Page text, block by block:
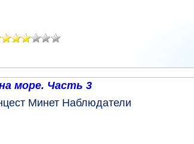
море. Часть 3
Минет Наблюдатели